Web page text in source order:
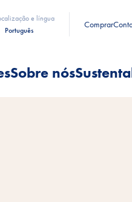
e língua
Português
Comprar
Sobre nós